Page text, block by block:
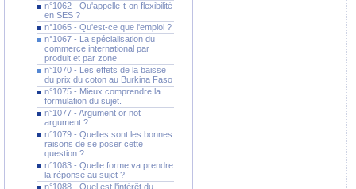
n°1062 - Qu'appelle-t-on flexibilité
en SES ?
n°1065 - Qu'est-ce que l'emploi ?
n°1067 - La spécialisation du
commerce international par
produit et par zone
n°1070 - Les effets de la baisse
du prix du coton au Burkina Faso
n°1075 - Mieux comprendre la
formulation du sujet.
n°1077 - Argument or not
argument ?
n°1079 - Quelles sont les bonnes
raisons de se poser cette
question ?
n°1083 - Quelle forme va prendre
la réponse au sujet ?
n°1088 - Quel est l'intérêt du